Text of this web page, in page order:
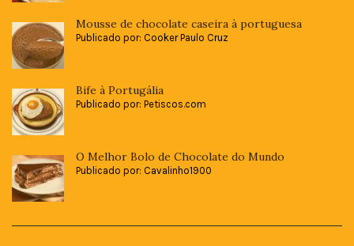
Mousse de chocolate caseira à portuguesa
Publicado por: Cooker Paulo Cruz
Bife à Portugália
Publicado por: Petiscos.com
O Melhor Bolo de Chocolate do Mundo
Publicado por: Cavalinho1900